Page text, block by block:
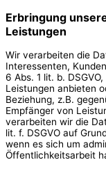
Erbringung
Leistungen
Wir verarbeiten die
Interessenten,
6 Abs. 1 lit. b.
Leistungen anbieten
Beziehung, z.B.
Empfänger von
verarbeiten wir die
lit. f. DSGVO auf
wenn es sich um
Öffentlichkeitsarbeit